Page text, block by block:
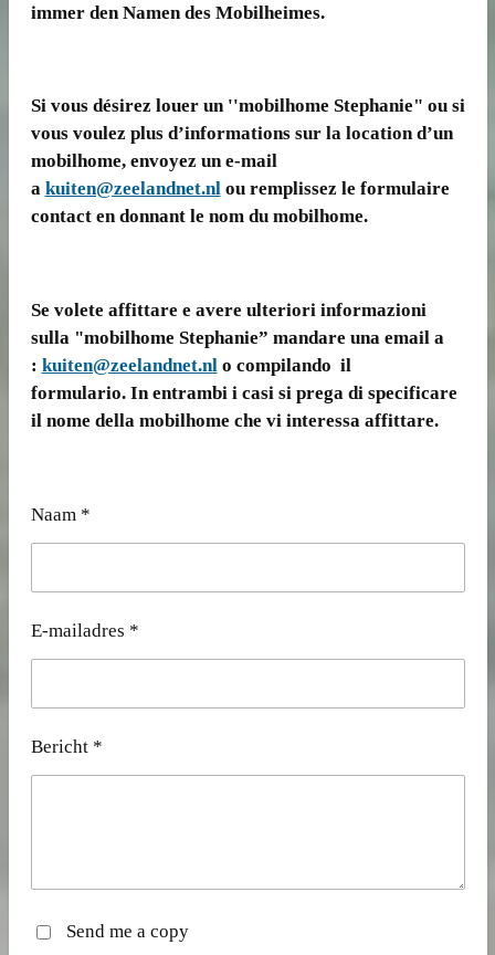
immer den Namen des Mobilheimes.
Si vous désirez louer un ''mobilhome Stephanie" ou si
vous voulez plus d’informations sur la location d’un
mobilhome, envoyez un e-mail
a kuiten@zeelandnet.nl ou remplissez le formulaire
contact en donnant le nom du mobilhome.
Se volete affittare e avere ulteriori informazioni
sulla "mobilhome Stephanie” mandare una email a
: kuiten@zeelandnet.nlo compilando il
formulario. In entrambi i casi si prega di specificare
il nome della mobilhome che vi interessa affittare.
Naam *
E-mailadres *
Bericht *
Send me a copy